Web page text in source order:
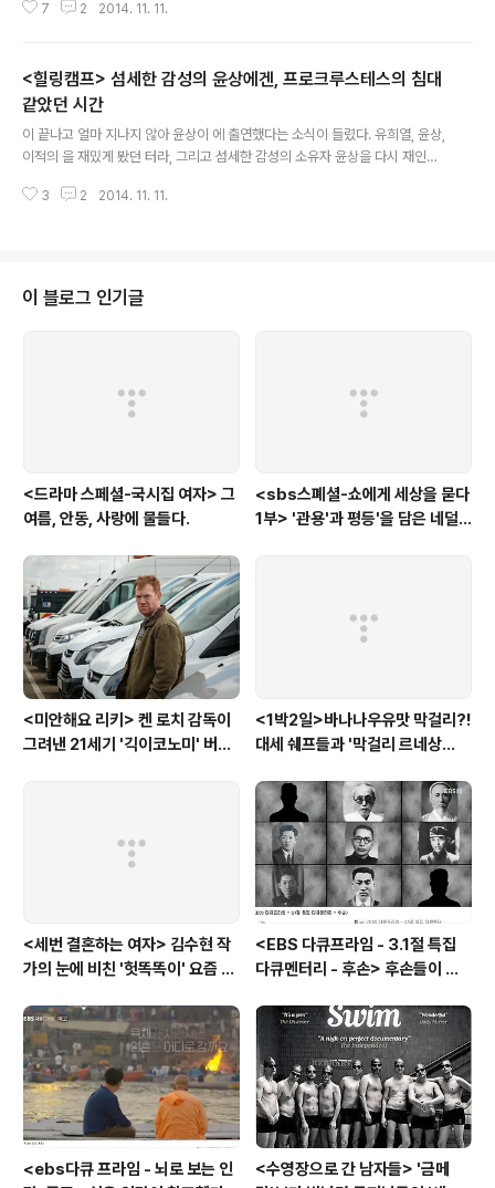
유괴되어 살해당한 자신의 동생 살인범으로 몰아간 한열무(백진희 분)의 편견은
끈히 갈 수 있는 수능 시험 성적표를 받아든 그는 그것을 자랑하기 위해 아버지
가 일하는 폐공장을 찾아든다. 하지만, 그곳에서 그를 맞이한 것은 유괴범과 유
괴된 아이였다. 구동치의 찢겨진 수능 성적표 뒤에 씌여진 아이의 ''살려줘'라는
글씨..
7 2 2014. 11. 11.
<힐링캠프> 섬세한 감성의 윤상에겐, 프로크루스테스의 침대
같았던 시간
이 끝나고 얼마 지나지 않아 윤상이 에 출연했다는 소식이 들렸다. 유희열, 윤상,
이적의 을 재밌게 봤던 터라, 그리고 섬세한 감성의 소유자 윤상을 다시 재인식
연했다는 소식이 들린 지 한 계절이 지나고, 유희열, 이적, 윤상이 출연했던 이
겨울이 되어서야 찾아온 윤상의 가 새롭게 그를 각인시키는 시간이 되었는가 라
면 어쩐지 아쉽다. 어떻게 규정짓기 힘든 윤상이란 뮤지션을, 세상이란 틀..
3 2 2014. 11. 11.
이 블로그 인기글
<드라마 스페셜-국시집 여자> 그
여름, 안동, 사랑에 물들다.
<sbs스폐셜-쇼에게 세상을 묻다
1부> '관용'과 평등'을 담은 네덜
<미안해요 리키> 켄 로치 감독이
그려낸 21세기 '긱이코노미' 버전
<1박2일>바나나우유맛 막걸리?!
대세 쉐프들과 '막걸리 르네상
<세번 결혼하는 여자> 김수현 작
가의 눈에 비친 '헛똑똑이' 요즘 여
<EBS 다큐프라임 - 3.1절 특집
다큐멘터리 - 후손> 후손들이 말
고 후손들이 짊어진 삶의 무게
<ebs다큐 프라임 - 뇌로 보는 인
<수영장으로 간 남자들> '금메